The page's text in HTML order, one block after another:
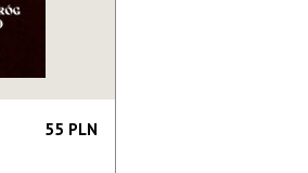
55 PLN